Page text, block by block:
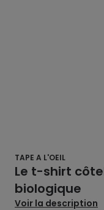
TAPE A L'OEIL
Le t-shirt
biologique
Voir la description